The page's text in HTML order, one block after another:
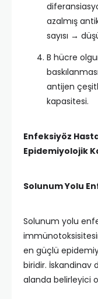
azalmış
sayısı →
B hücre
antijen
kapasitesi​.
Enfeksiyöz
Epidemiyolojik
Solunum Yolu
Solunum yolu
en güçlü
biridir. İskandinav
alanda belirleyici